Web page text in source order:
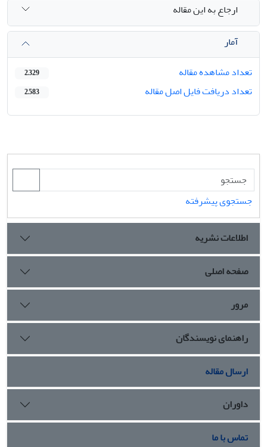
ارجاع به این مقاله
آمار
تعداد مشاهده مقاله
2,329
تعداد دریافت فایل اصل مقاله 2,583
جستجوی پیشرفته
اطلاعات نشریه
صفحه اصلی
مرور
راهنمای نویسندگان
ارسال مقاله
داوران
تماس با ما